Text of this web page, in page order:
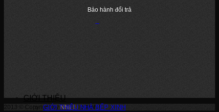
Bảo hành đổi trả
2013 © Copyright byNha Bep Xinh!
GIỚI THIỆU
GIỚI THIỆU NHÀ BẾP XINH